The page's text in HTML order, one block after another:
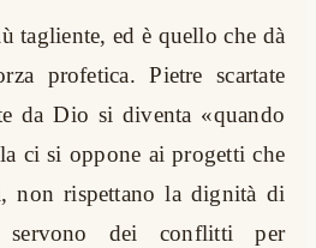
tagliente, ed è quello che dà
profetica. Pietre scartate
da Dio si diventa «quando
ci si oppone ai progetti che
non rispettano la dignità di
dei conflitti per